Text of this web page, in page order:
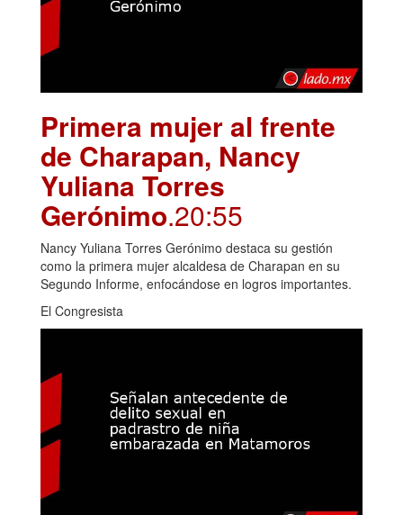
Primera mujer al frente
de Charapan, Nancy
Yuliana Torres
Gerónimo.20:55
Nancy Yuliana Torres Gerónimo destaca su gestión
como la primera mujer alcaldesa de Charapan en su
Segundo Informe, enfocándose en logros importantes.
El Congresista